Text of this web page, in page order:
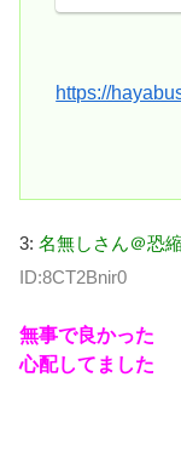
https://
3: 名無しさん＠恐
ID:8CT2Bnir0
無事で良かった
心配してました